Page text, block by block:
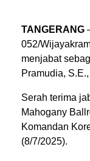
TANGERANG
052/
menjabat
Pramudia,
Serah terima
Mahogany
Komandan
(8/7/2025).